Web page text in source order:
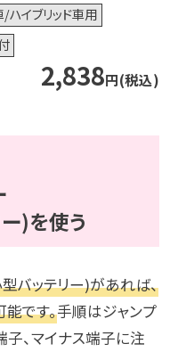
/ハイブリッド車用
2,838円(税込)
)を使う
バッテリー)があれば、
です。手順はジャンプ
、マイナス端子に注